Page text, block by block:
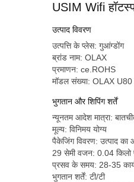
USIM Wifi
उत्पाद विवरण
उत्पत्ति के प्लेस: गुआंग्डोंग
ब्रांड नाम: OLAX
प्रमाणन: ce.ROHS
मॉडल संख्या: OLAX U80
भुगतान और शिपिंग शर्तें
न्यूनतम आदेश मात्रा:
मूल्य: विनिमय योग्य
पैकेजिंग विवरण: उत्पाद
29 सेमी वजन: 0.04 किलो
प्रसव के समय: 28-35
भुगतान शर्तें: टी/टी